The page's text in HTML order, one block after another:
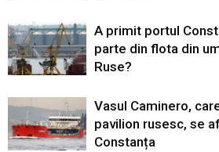
A primit portul
parte din flota din
Ruse?
Vasul Caminero,
pavilion rusesc, se
Constanța